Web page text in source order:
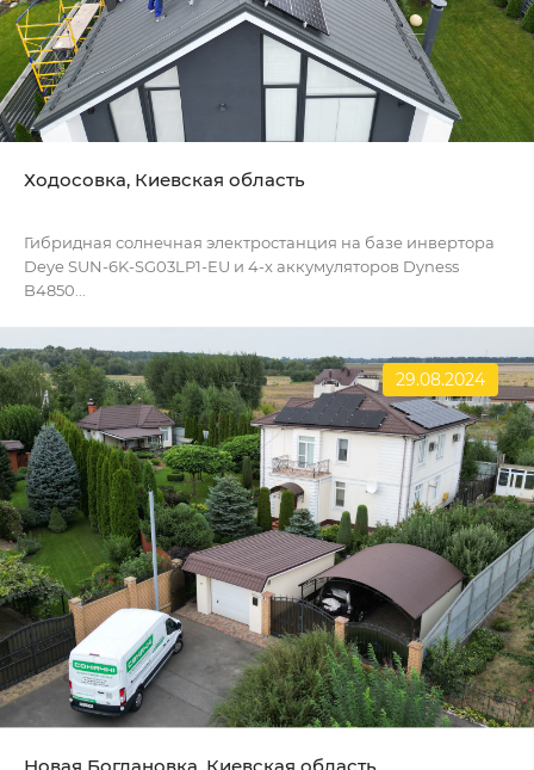
Ходосовка, Киевская область
Гибридная солнечная электростанция на базе инвертора
Deye SUN-6K-SG03LP1-EU и 4-х аккумуляторов Dyness
B4850...
29.08.2024